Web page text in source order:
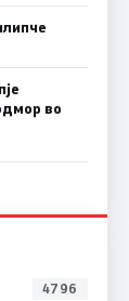
во
4796